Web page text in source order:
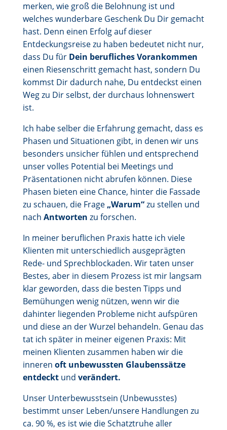
merken, wie groß die Belohnung ist und
welches wunderbare Geschenk Du Dir gemacht
hast. Denn einen Erfolg auf dieser
Entdeckungsreise zu haben bedeutet nicht nur,
dass Du für Dein berufliches Vorankommen
einen Riesenschritt gemacht hast, sondern Du
kommst Dir dadurch nahe, Du entdeckst einen
Weg zu Dir selbst, der durchaus lohnenswert
ist.
Ich habe selber die Erfahrung gemacht, dass es
Phasen und Situationen gibt, in denen wir uns
besonders unsicher fühlen und entsprechend
unser volles Potential bei Meetings und
Präsentationen nicht abrufen können. Diese
Phasen bieten eine Chance, hinter die Fassade
zu schauen, die Frage „Warum“zu stellen und
nach Antworten zu forschen.
In meiner beruflichen Praxis hatte ich viele
Klienten mit unterschiedlich ausgeprägten
Rede- und Sprechblockaden. Wir taten unser
Bestes, aber in diesem Prozess ist mir langsam
klar geworden, dass die besten Tipps und
Bemühungen wenig nützen, wenn wir die
dahinter liegenden Probleme nicht aufspüren
und diese an der Wurzel behandeln. Genau das
tat ich später in meiner eigenen Praxis: Mit
meinen Klienten zusammen haben wir die
inneren oft unbewussten Glaubenssätze
entdecktund verändert.
Unser Unterbewusstsein (Unbewusstes)
bestimmt unser Leben/unsere Handlungen zu
ca. 90 %, es ist wie die Schatztruhe aller